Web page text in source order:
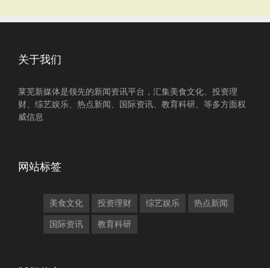
关于我们
莱芜新媒体是领先的新闻资讯平台，汇集美食文化、投资理
财、综艺娱乐、热点新闻、国际资讯、教育科研、等多方面权
威信息
网站标签
美食文化 投资理财 综艺娱乐 热点新闻
国际资讯 教育科研